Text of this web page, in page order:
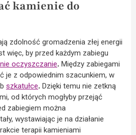
kamienie do
zdolność gromadzenia złej energii
więc, by przed każdym zabiegu
oczyszczanie. Między zabiegami
je z odpowiednim szacunkiem, w
szkatułce. Dzięki temu nie zetkną
od których mogłyby przejąć
zabiegiem można
wystawiając je na działanie
terapii kamieniami